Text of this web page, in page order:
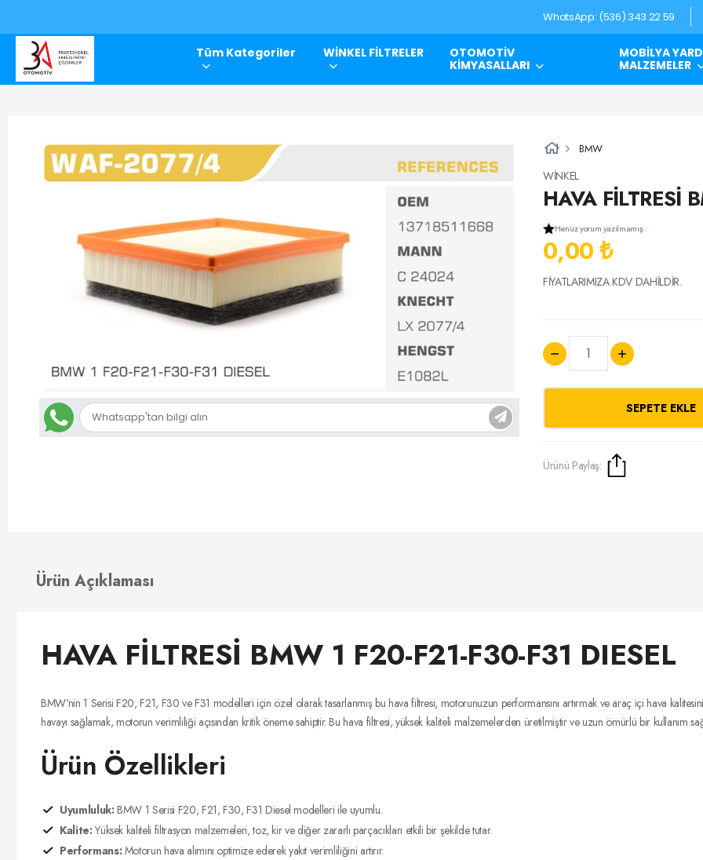
WhatsApp: (536) 343 22 59
Tüm Kategoriler WİNKEL FİLTRELER
OTOMOTİV
KİMYASALLARI
MOBİLYA
MALZEMELER
BMW
WİNKEL
HAVA FİLTRESİ
Henüz yorum yazılmamış.
0,00 ₺
FİYATLARIMIZA KDV DAHİLDİR.
SEPETE EKLE
Ürünü Paylaş:
Ürün Açıklaması
HAVA FİLTRESİ BMW 1 F20-F21-F30-F31 DIESEL
BMW'nin 1 Serisi F20, F21, F30 ve F31 modelleri için özel olarak tasarlanmış bu hava filtresi, motorunuzun performansını artırmak ve araç içi hava
havayı sağlamak, motorun verimliliği açısından kritik öneme sahiptir. Bu hava filtresi, yüksek kaliteli malzemelerden üretilmiştir ve uzun ömürlü bir kullanım
Ürün Özellikleri
Uyumluluk: BMW 1 Serisi F20, F21, F30, F31 Diesel modelleri ile uyumlu.
Kalite:Yüksek kaliteli filtrasyon malzemeleri, toz, kir ve diğer zararlı parçacıkları etkili bir şekilde tutar.
Performans: Motorun hava alımını optimize ederek yakıt verimliliğini artırır.